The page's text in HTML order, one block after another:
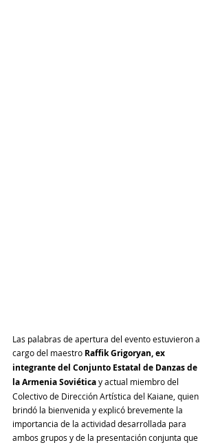
Las palabras de apertura del evento estuvieron a
cargo del maestro Raffik Grigoryan, ex
integrante del Conjunto Estatal de Danzas de
la Armenia Soviética y actual miembro del
Colectivo de Dirección Artística del Kaiane, quien
brindó la bienvenida y explicó brevemente la
importancia de la actividad desarrollada para
ambos grupos y de la presentación conjunta que